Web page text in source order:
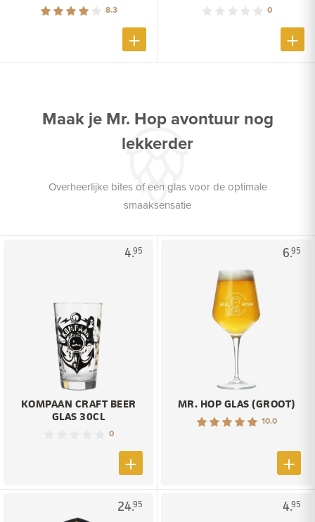
8.3 0
Maak je Mr. Hop avontuur nog
lekkerder
Overheerlijke bites of een glas voor de optimale
smaaksensatie
4.95
KOMPAAN CRAFT BEER
GLAS 30CL
0
6.95
MR. HOP GLAS (GROOT)
10.0
24.95 4.95